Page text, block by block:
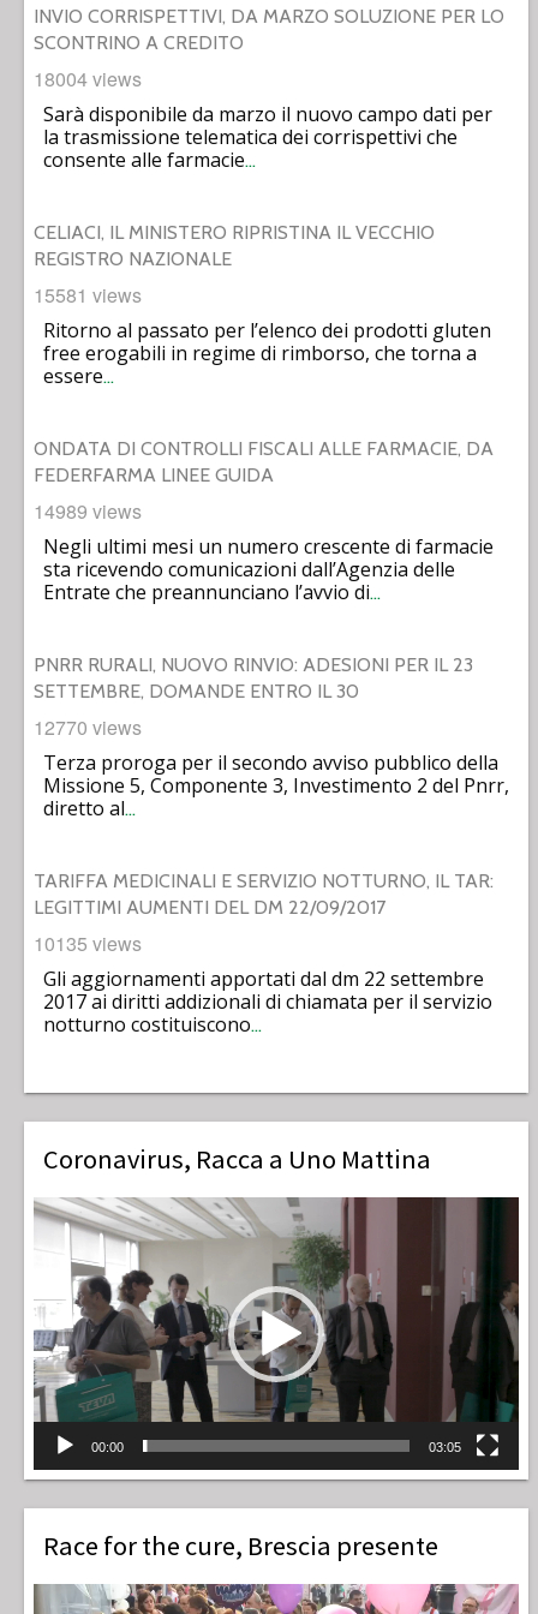
INVIO CORRISPETTIVI, DA MARZO SOLUZIONE PER LO
SCONTRINO A CREDITO
18004 views
Sarà disponibile da marzo il nuovo campo dati per
la trasmissione telematica dei corrispettivi che
consente alle farmacie…
CELIACI, IL MINISTERO RIPRISTINA IL VECCHIO
REGISTRO NAZIONALE
15581 views
Ritorno al passato per l’elenco dei prodotti gluten
free erogabili in regime di rimborso, che torna a
essere…
ONDATA DI CONTROLLI FISCALI ALLE FARMACIE, DA
FEDERFARMA LINEE GUIDA
14989 views
Negli ultimi mesi un numero crescente di farmacie
sta ricevendo comunicazioni dall’Agenzia delle
Entrate che preannunciano l’avvio di…
PNRR RURALI, NUOVO RINVIO: ADESIONI PER IL 23
SETTEMBRE, DOMANDE ENTRO IL 30
12770 views
Terza proroga per il secondo avviso pubblico della
Missione 5, Componente 3, Investimento 2 del Pnrr,
diretto al…
TARIFFA MEDICINALI E SERVIZIO NOTTURNO, IL TAR:
LEGITTIMI AUMENTI DEL DM 22/09/2017
10135 views
Gli aggiornamenti apportati dal dm 22 settembre
2017 ai diritti addizionali di chiamata per il servizio
notturno costituiscono…
Coronavirus, Racca a Uno Mattina
Video
Player
00:00 03:05
Race for the cure, Brescia presente
Video